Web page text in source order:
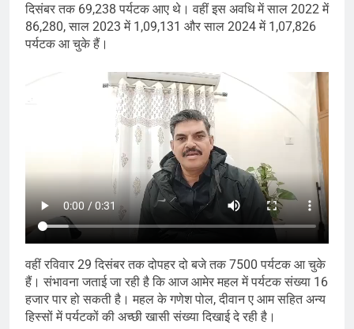
दिसंबर तक 69,238 पर्यटक आए थे। वहीं इस अवधि में साल 2022 में
86,280, साल 2023 में 1,09,131 और साल 2024 में 1,07,826
पर्यटक आ चुके हैं।
वहीं रविवार 29 दिसंबर तक दोपहर दो बजे तक 7500 पर्यटक आ चुके
हैं। संभावना जताई जा रही है कि आज आमेर महल में पर्यटक संख्या 16
हजार पार हो सकती है। महल के गणेश पोल, दीवान ए आम सहित अन्य
हिस्सों में पर्यटकों की अच्छी खासी संख्या दिखाई दे रही है।